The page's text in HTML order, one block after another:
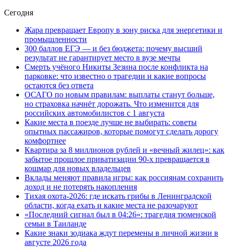
Сегодня
Жара превращает Европу в зону риска для энергетики и
промышленности
300 баллов ЕГЭ — и без бюджета: почему высший
результат не гарантирует место в вузе мечты
Смерть учёного Никиты Зезина после конфликта на
парковке: что известно о трагедии и какие вопросы
остаются без ответа
ОСАГО по новым правилам: выплаты станут больше,
но страховка начнёт дорожать. Что изменится для
российских автомобилистов с 1 августа
Какие места в поезде лучше не выбирать: советы
опытных пассажиров, которые помогут сделать дорогу
комфортнее
Квартира за 8 миллионов рублей и «вечный жилец»: как
забытое прошлое приватизации 90-х превращается в
кошмар для новых владельцев
Вклады меняют правила игры: как россиянам сохранить
доход и не потерять накопления
Тихая охота-2026: где искать грибы в Ленинградской
области, когда ехать и какие места не разочаруют
«Последний сигнал был в 04:26»: трагедия тюменской
семьи в Таиланде
Какие знаки зодиака ждут перемены в личной жизни в
августе 2026 года